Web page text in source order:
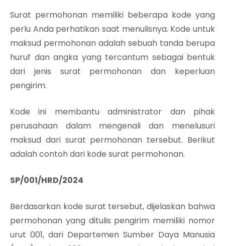
Surat permohonan memiliki beberapa kode yang
perlu Anda perhatikan saat menulisnya. Kode untuk
maksud permohonan adalah sebuah tanda berupa
huruf dan angka yang tercantum sebagai bentuk
dari jenis surat permohonan dan keperluan
pengirim.
Kode ini membantu administrator dan pihak
perusahaan dalam mengenali dan menelusuri
maksud dari surat permohonan tersebut. Berikut
adalah contoh dari kode surat permohonan.
SP/001/HRD/2024
Berdasarkan kode surat tersebut, dijelaskan bahwa
permohonan yang ditulis pengirim memiliki nomor
urut 001, dari Departemen Sumber Daya Manusia